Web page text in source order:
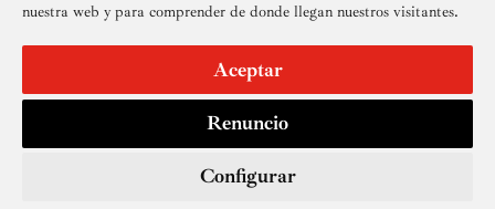
nuestra web y para comprender de donde llegan nuestros visitantes.
Aceptar
Renuncio
Configurar
Suscríbete a nuestra newsletter
AccesibilidadDerechos de imagen
Política de privacidadContactoCookies